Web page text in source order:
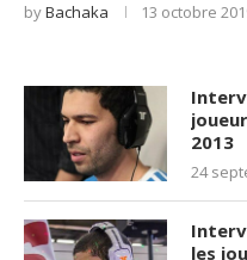
byBachaka 13 octobre
2013
24
les